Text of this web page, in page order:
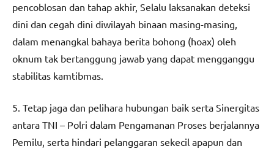
pencoblosan dan tahap akhir, Selalu laksanakan deteksi
dini dan cegah dini diwilayah binaan masing-masing,
dalam menangkal bahaya berita bohong (hoax) oleh
oknum tak bertanggung jawab yang dapat mengganggu
stabilitas kamtibmas.
5. Tetap jaga dan pelihara hubungan baik serta Sinergitas
antara TNI – Polri dalam Pengamanan Proses berjalannya
Pemilu, serta hindari pelanggaran sekecil apapun dan